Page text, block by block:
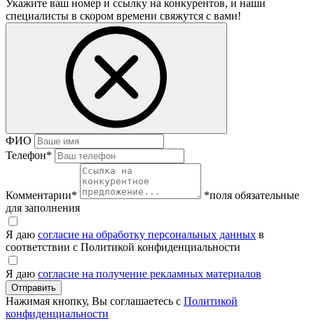
Укажите ваш номер и ссылку на конкурентов, и наши
специалисты в скором времени свяжутся с вами!
ФИО
Телефон*
Комментарии*
*поля обязательные
для заполнения
Я даю согласие на обработку персональных данных в
соответствии с Политикой конфиденциальности
Я даю согласие на получение рекламных материалов
Нажимая кнопку, Вы соглашаетесь с Политикой
конфиденциальности